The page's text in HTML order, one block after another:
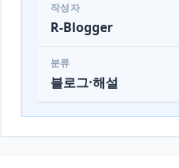
작성자
R-Blogger
분류
블로그·해설